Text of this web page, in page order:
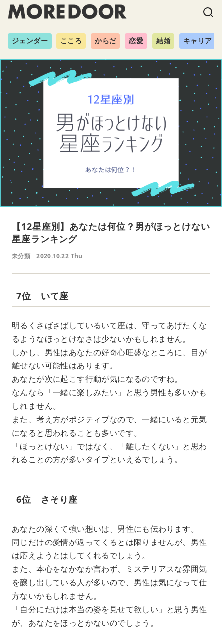
ジェンダー こころ からだ 恋愛 結婚 キャリア
【12星座別】あなたは何位？男がほっとけない
星座ランキング
未分類 2020.10.22 Thu
7位 いて座
明るくさばさばしているいて座は、守ってあげたくな
るようなほっとけなさは少ないかもしれません。
しかし、男性はあなたの好奇心旺盛なところに、目が
離せない可能性はあります。
あなたが次に起こす行動が気になるのですね。
なんなら「一緒に楽しみたい」と思う男性も多いかも
しれません。
また、考え方がポジティブなので、一緒にいると元気
になると思われることも多いです。
「ほっとけない」ではなく、「離したくない」と思わ
れることの方が多いタイプといえるでしょう。
6位 さそり座
あなたの深くて強い想いは、男性にも伝わります。
同じだけの愛情が返ってくるとは限りませんが、男性
は応えようとはしてくれるでしょう。
また、本心をなかなか言わず、ミステリアスな雰囲気
を醸し出している人が多いので、男性は気になって仕
方ないかもしれません。
「自分にだけは本当の姿を見せて欲しい」と思う男性
が、あなたをほっとかないのでしょう。